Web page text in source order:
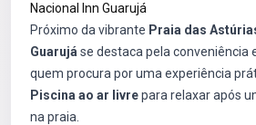
Nacional Inn Guarujá
Próximo da vibrante Praia das
Guarujá se destaca pela conveniência
quem procura por uma experiência
Piscina ao ar livrepara relaxar após
na praia.